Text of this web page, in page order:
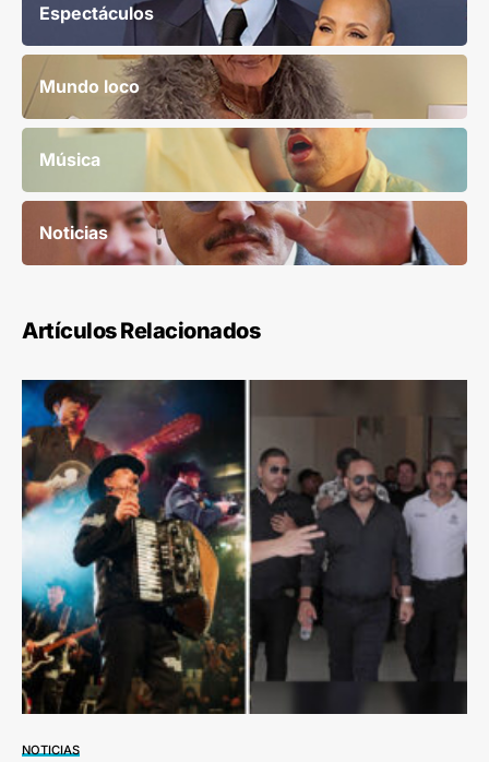
Espectáculos
Mundo loco
Música
Noticias
Artículos Relacionados
NOTICIAS